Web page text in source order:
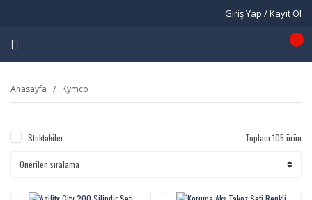
Giriş Yap / Kayıt Ol
Anasayfa Kymco
Stoktakiler Toplam 105 ürün